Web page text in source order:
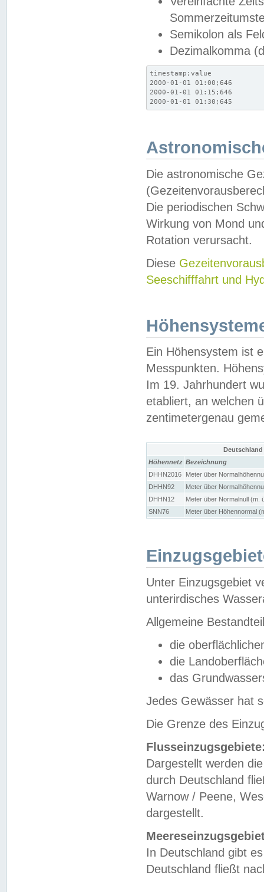
Semikolon als
Dezimalkomma
timestamp;value
2000-01-01 01:00;646
2000-01-01 01:15;646
2000-01-01 01:30;645
Die astronomische
Die periodischen
Wirkung von Mond
Rotation verursacht.
Diese
Seeschifffahrt und
Ein Höhensystem ist
Messpunkten.
Im 19. Jahrhundert
etabliert, an welchen
zentimetergenau
Höhennetz Bezeichnung
DHHN2016
Meter über
DHHN92
Meter über
DHHN12
Meter über Normalnull (m.
SNN76
Meter über Höhennormal
Unter Einzugsgebiet
unterirdisches
Allgemeine
die
die
das
Jedes Gewässer hat
Die Grenze des
Dargestellt werden
durch Deutschland
Warnow / Peene,
dargestellt.
In Deutschland gibt
Deutschland fließt